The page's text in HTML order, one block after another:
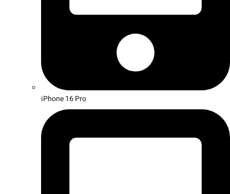
iPhone 16 Pro